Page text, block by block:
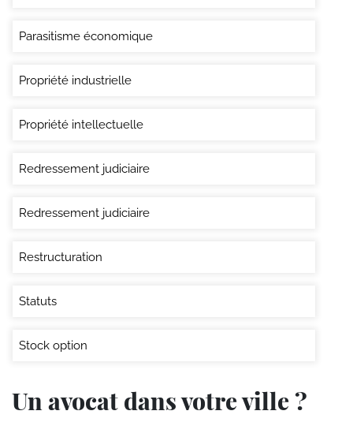
Parasitisme économique
Propriété industrielle
Propriété intellectuelle
Redressement judiciaire
Redressement judiciaire
Restructuration
Statuts
Stock option
Un avocat dans votre ville ?